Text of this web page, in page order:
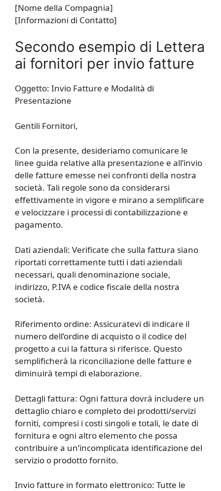
[Nome della Compagnia]
[Informazioni di Contatto]
Secondo esempio di Lettera
ai fornitori per invio fatture
Oggetto: Invio Fatture e Modalità di
Presentazione
Gentili Fornitori,
Con la presente, desideriamo comunicare le
linee guida relative alla presentazione e all’invio
delle fatture emesse nei confronti della nostra
società. Tali regole sono da considerarsi
effettivamente in vigore e mirano a semplificare
e velocizzare i processi di contabilizzazione e
pagamento.
Dati aziendali: Verificate che sulla fattura siano
riportati correttamente tutti i dati aziendali
necessari, quali denominazione sociale,
indirizzo, P.IVA e codice fiscale della nostra
società.
Riferimento ordine: Assicuratevi di indicare il
numero dell’ordine di acquisto o il codice del
progetto a cui la fattura si riferisce. Questo
semplificherà la riconciliazione delle fatture e
diminuirà tempi di elaborazione.
Dettagli fattura: Ogni fattura dovrà includere un
dettaglio chiaro e completo dei prodotti/servizi
forniti, compresi i costi singoli e totali, le date di
fornitura e ogni altro elemento che possa
contribuire a un’incomplicata identificazione del
servizio o prodotto fornito.
Invio fatture in formato elettronico: Tutte le